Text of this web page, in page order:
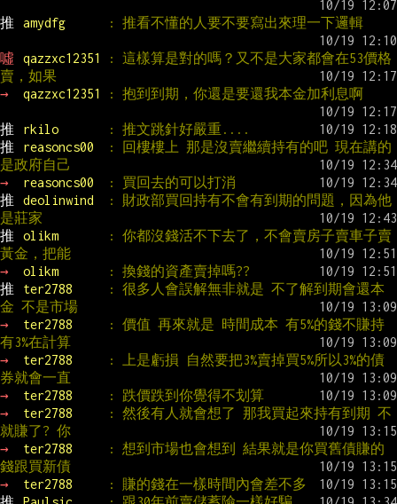
推 amydfg : 推看不懂的人要不要寫出來理一下邏輯
噓 qazzxc12351
: 這樣算是對的嗎？又不是大家都會在53價格
賣，如果
→
qazzxc12351 : 抱到到期，你還是要還我本金加利息啊
推 rkilo
: 推文跳針好嚴重....
推
reasoncs00
: 回樓樓上 那是沒賣繼續持有的吧 現在講的
是政府自己
→
reasoncs00
: 買回去的可以打消
推
deolinwind
: 財政部買回持有不會有到期的問題，因為他
是莊家
推
olikm
: 你都沒錢活不下去了，不會賣房子賣車子賣
黃金，把能
→
olikm
: 換錢的資產賣掉嗎??
推
ter2788
: 很多人會誤解無非就是 不了解到期會還本
金 不是市場
→
ter2788
: 價值 再來就是 時間成本 有5%的錢不賺持
有3%在計算
→
ter2788
: 上是虧損 自然要把3%賣掉買5%所以3%的債
券就會一直
→
ter2788
: 跌價跌到你覺得不划算
→
ter2788
: 然後有人就會想了 那我買起來持有到期 不
就賺了? 你
→
ter2788
: 想到市場也會想到 結果就是你買舊債賺的
錢跟買新債
→
ter2788
: 賺的錢在一樣時間內會差不多